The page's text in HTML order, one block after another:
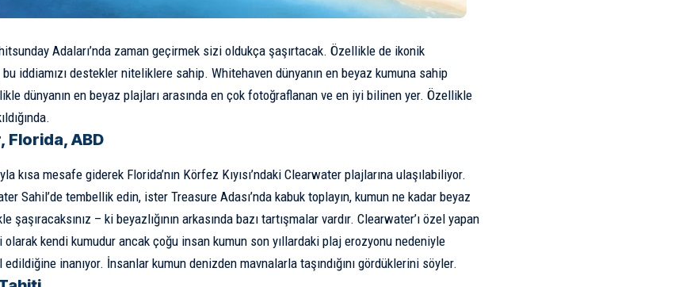
Adaları’nda zaman geçirmek sizi oldukça şaşırtacak. Özellikle de ikonik
iddiamızı destekler niteliklere sahip. Whitehaven dünyanın en beyaz kumuna sahip
dünyanın en beyaz plajları arasında en çok fotoğraflanan ve en iyi bilinen yer. Özellikle
Florida, ABD
kısa mesafe giderek Florida’nın Körfez Kıyısı’ndaki Clearwater plajlarına ulaşılabiliyor.
Sahil’de tembellik edin, ister Treasure Adası’nda kabuk toplayın, kumun ne kadar beyaz
şaşıracaksınız – ki beyazlığının arkasında bazı tartışmalar vardır. Clearwater’ı özel yapan
olarak kendi kumudur ancak çoğu insan kumun son yıllardaki plaj erozyonu nedeniyle
edildiğine inanıyor. İnsanlar kumun denizden mavnalarla taşındığını gördüklerini söyler.